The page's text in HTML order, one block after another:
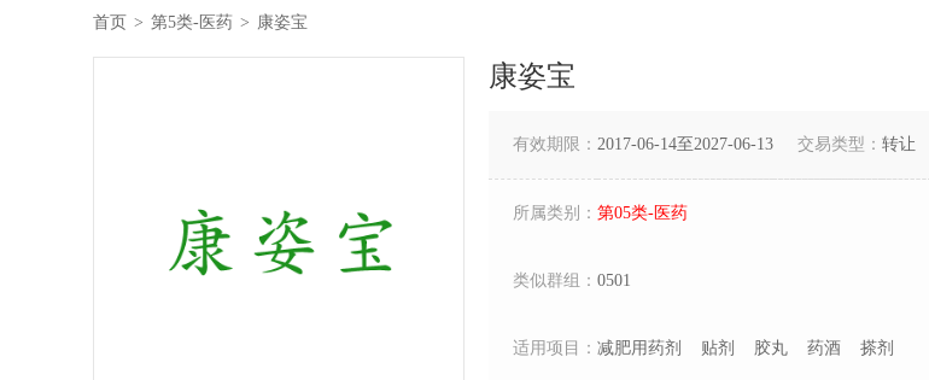
首页 > 第5类-医药 > 康姿宝
康姿宝
有效期限： 2017-06-14至2027-06-13 交易类型： 转让
所属类别： 第05类-医药
类似群组： 0501
适用项目： 减肥用药剂 贴剂 胶丸 药酒 搽剂